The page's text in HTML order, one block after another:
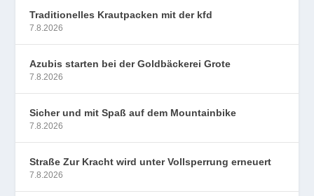
Traditionelles Krautpacken mit der kfd
7.8.2026
Azubis starten bei der Goldbäckerei Grote
7.8.2026
Sicher und mit Spaß auf dem Mountainbike
7.8.2026
Straße Zur Kracht wird unter Vollsperrung erneuert
7.8.2026